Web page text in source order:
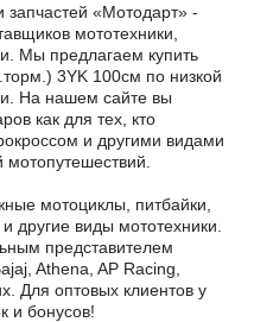
запчастей «Мотодарт» -
мототехники,
Мы предлагаем купить
3YK 100см по низкой
На нашем сайте вы
как для тех, кто
и другими видами
мотоциклы, питбайки,
другие виды мототехники.
представителем
Athena, AP Racing,
Для оптовых клиентов у
и бонусов!